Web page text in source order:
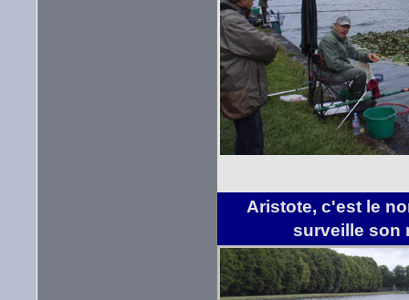
Aristote, c'est le
surveille son